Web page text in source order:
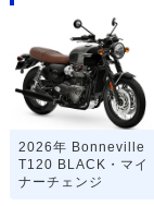
2026年 Bonneville
T120 BLACK・マイ
ナーチェンジ